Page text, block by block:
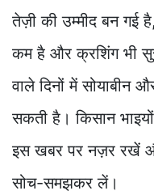
तेज़ी की उम्मीद बन गई
कम है और क्रशिंग भी
वाले दिनों में सोयाबीन
सकती है। किसान
इस खबर पर नज़र रखें
सोच-समझकर लें।